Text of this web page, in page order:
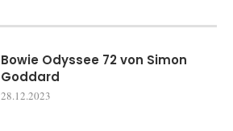
Bowie Odyssee 72 von Simon
Goddard
28.12.2023